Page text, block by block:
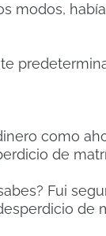
modos,
como
de
Fui
de